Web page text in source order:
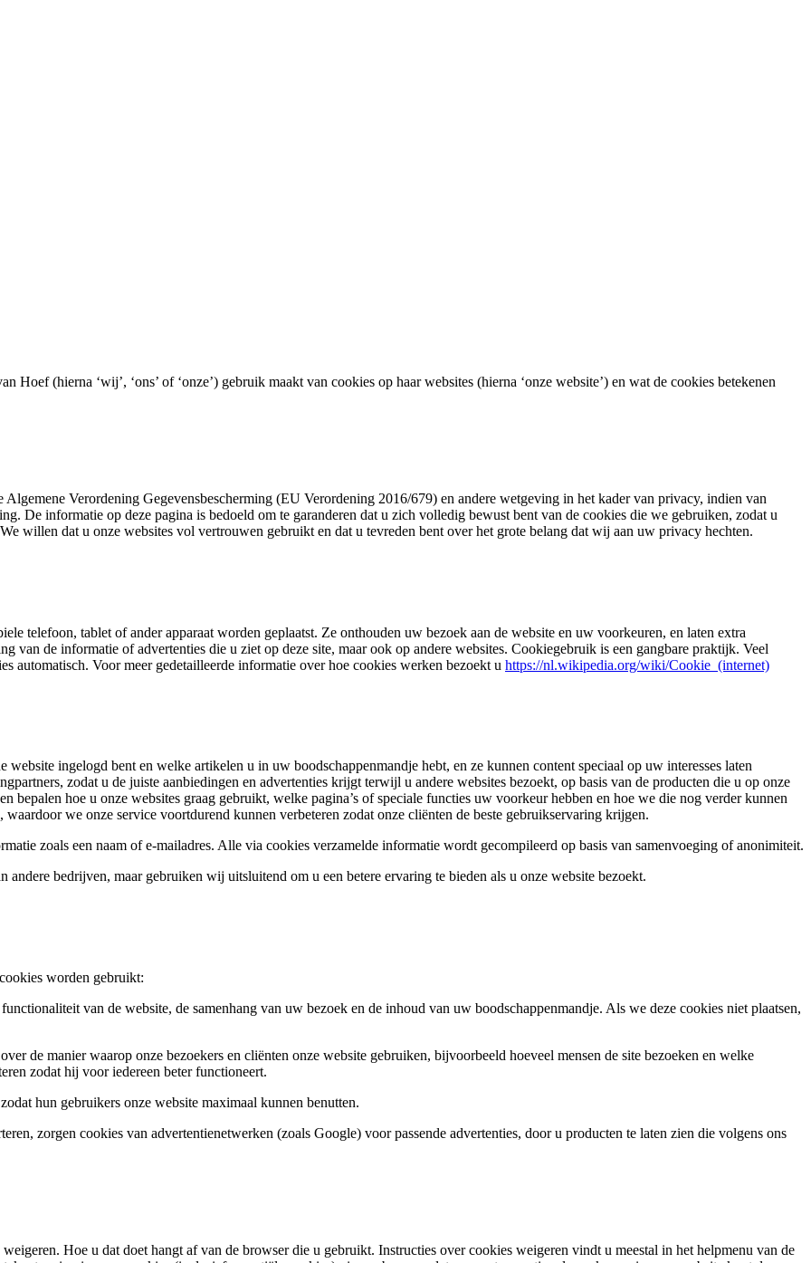
(hierna ‘wij’, ‘ons’ of ‘onze’) gebruik maakt van cookies op haar websites (hierna ‘onze website’) en wat de cookies betekenen
Verordening Gegevensbescherming (EU Verordening 2016/679) en andere wetgeving in het kader van privacy, indien van
De informatie op deze pagina is bedoeld om te garanderen dat u zich volledig bewust bent van de cookies die we gebruiken, zodat u
willen dat u onze websites vol vertrouwen gebruikt en dat u tevreden bent over het grote belang dat wij aan uw privacy hechten.
telefoon, tablet of ander apparaat worden geplaatst. Ze onthouden uw bezoek aan de website en uw voorkeuren, en laten extra
van de informatie of advertenties die u ziet op deze site, maar ook op andere websites. Cookiegebruik is een gangbare praktijk. Veel
automatisch. Voor meer gedetailleerde informatie over hoe cookies werken bezoekt u https://nl.wikipedia.org/wiki/Cookie_(internet)
ingelogd bent en welke artikelen u in uw boodschappenmandje hebt, en ze kunnen content speciaal op uw interesses laten
zodat u de juiste aanbiedingen en advertenties krijgt terwijl u andere websites bezoekt, op basis van de producten die u op onze
bepalen hoe u onze websites graag gebruikt, welke pagina’s of speciale functies uw voorkeur hebben en hoe we die nog verder kunnen
we onze service voortdurend kunnen verbeteren zodat onze cliënten de beste gebruikservaring krijgen.
zoals een naam of e-mailadres. Alle via cookies verzamelde informatie wordt gecompileerd op basis van samenvoeging of anonimiteit.
bedrijven, maar gebruiken wij uitsluitend om u een betere ervaring te bieden als u onze website bezoekt.
worden gebruikt:
van de website, de samenhang van uw bezoek en de inhoud van uw boodschappenmandje. Als we deze cookies niet plaatsen,
de manier waarop onze bezoekers en cliënten onze website gebruiken, bijvoorbeeld hoeveel mensen de site bezoeken en welke
zodat hij voor iedereen beter functioneert.
hun gebruikers onze website maximaal kunnen benutten.
zorgen cookies van advertentienetwerken (zoals Google) voor passende advertenties, door u producten te laten zien die volgens ons
Hoe u dat doet hangt af van de browser die u gebruikt. Instructies over cookies weigeren vindt u meestal in het helpmenu van de